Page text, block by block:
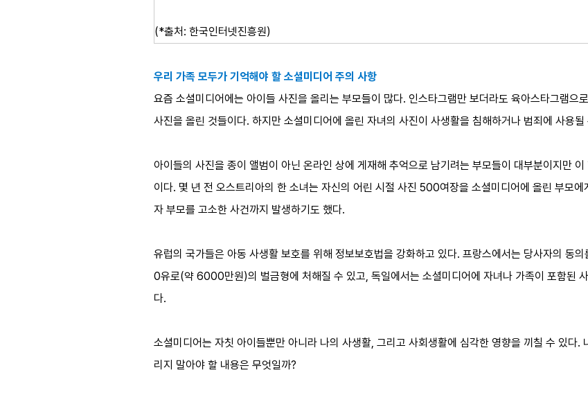
(*출처: 한국인터넷진흥원)
우리 가족 모두가 기억해야 할 소셜미디어 주의 사항
요즘 소셜미디어에는 아이들 사진을 올리는 부모들이 많다. 인스타그램만 보더라도 육아스타그램
사진을 올린 것들이다. 하지만 소셜미디어에 올린 자녀의 사진이 사생활을 침해하거나 범죄에 사용될
아이들의 사진을 종이 앨범이 아닌 온라인 상에 게재해 추억으로 남기려는 부모들이 대부분이지만
이다. 몇 년 전 오스트리아의 한 소녀는 자신의 어린 시절 사진 500여장을 소셜미디어에 올린 부모
자 부모를 고소한 사건까지 발생하기도 했다.
유럽의 국가들은 아동 사생활 보호를 위해 정보보호법을 강화하고 있다. 프랑스에서는 당사자의 동
0유로(약 6000만원)의 벌금형에 처해질 수 있고, 독일에서는 소셜미디어에 자녀나 가족이 포함된
다.
소셜미디어는 자칫 아이들뿐만 아니라 나의 사생활, 그리고 사회생활에 심각한 영향을 끼칠 수 있다
리지 말아야 할 내용은 무엇일까?